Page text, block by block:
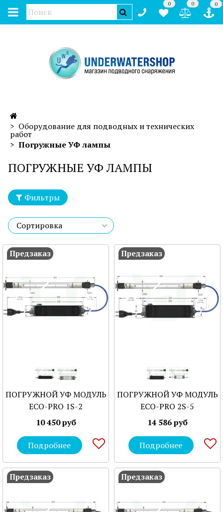
0 0 0
Оборудование для подводных и технических
работ
Погружные УФ лампы
ПОГРУЖНЫЕ УФ ЛАМПЫ
Фильтры
Предзаказ
ПОГРУЖНОЙ УФ МОДУЛЬ
ECO-PRO 1S-2
10 450 руб
Подробнее
Предзаказ
ПОГРУЖНОЙ УФ МОДУЛЬ
ECO-PRO 2S-5
14 586 руб
Подробнее
Предзаказ Предзаказ